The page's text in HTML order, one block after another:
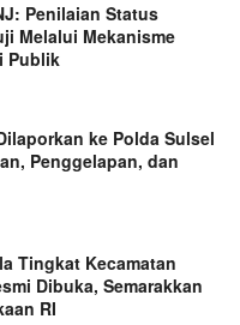
Penilaian Status
Melalui Mekanisme
Publik
ke Polda Sulsel
Penggelapan, dan
Tingkat Kecamatan
Dibuka, Semarakkan
RI